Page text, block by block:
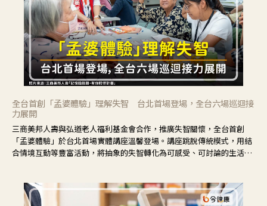
全台首創「孟婆體驗」理解失智 台北首場登場，全台六場巡迴接
力展開
三商美邦人壽與弘道老人福利基金會合作，推廣失智關懷，全台首創
「孟婆體驗」於台北首場實體講座溫馨登場。講座跳脫傳統模式，用結
合情境互動等豐富活動，將抽象的失智轉化為可感受、可討論的生活情